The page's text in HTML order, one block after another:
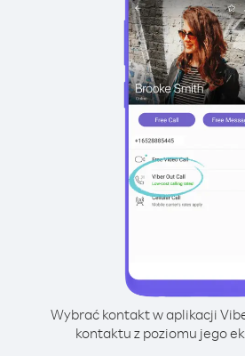
Wybrać kontakt w aplikacji
kontaktu z poziomu jego